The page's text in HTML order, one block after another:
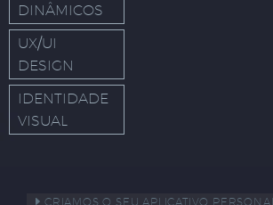
DINÂMICOS
UX/UI
DESIGN
IDENTIDADE
VISUAL
CRIAMOS O SEU APLICATIVO